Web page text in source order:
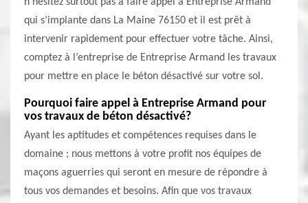
qui s’implante dans La Maine 76150 et il est prêt à
intervenir rapidement pour effectuer votre tâche. Ainsi,
comptez à l’entreprise de Entreprise Armand les travaux
pour mettre en place le béton désactivé sur votre sol.
Pourquoi faire appel à Entreprise Armand pour
vos travaux de béton désactivé?
Ayant les aptitudes et compétences requises dans le
domaine ; nous mettons à votre profit nos équipes de
maçons aguerries qui seront en mesure de répondre à
tous vos demandes et besoins. Afin que vos travaux